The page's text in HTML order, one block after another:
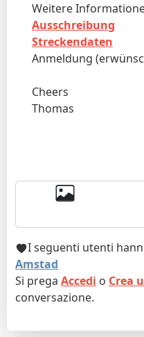
Weitere
Ausschreibung
Streckendaten
Anmeldung
Cheers
Thomas
I seguenti utenti
Amstad
Si prega Accedi o Crea
conversazione.